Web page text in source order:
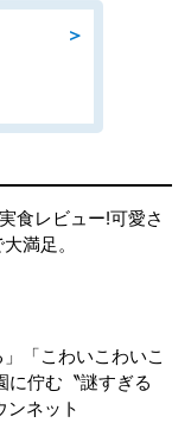
＞
食レビュー!可愛さ
満足。
」「こわいこわいこ
に佇む〝謎すぎる
ンネット